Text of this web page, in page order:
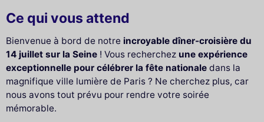
Ce qui vous attend
Bienvenue à bord de notre incroyable dîner-croisière du
14 juillet sur la Seine ! Vous recherchez une expérience
exceptionnelle pour célébrer la fête nationale dans la
magnifique ville lumière de Paris ? Ne cherchez plus, car
nous avons tout prévu pour rendre votre soirée
mémorable.